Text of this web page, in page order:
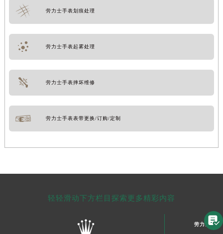
劳力士手表划痕处理
劳力士手表起雾处理
劳力士手表摔坏维修
劳力士手表表带更换/订购/定制
轻轻滑动下方栏目探索更多精彩内容
劳力士中国
